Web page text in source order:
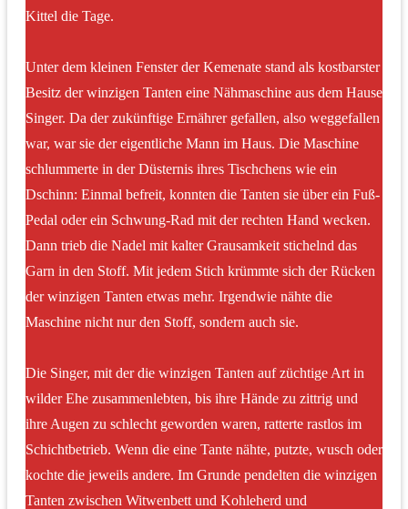
Kittel die Tage.
Unter dem kleinen Fenster der Kemenate stand als kostbarster
Besitz der winzigen Tanten eine Nähmaschine aus dem Hause
Singer. Da der zukünftige Ernährer gefallen, also weggefallen
war, war sie der eigentliche Mann im Haus. Die Maschine
schlummerte in der Düsternis ihres Tischchens wie ein
Dschinn: Einmal befreit, konnten die Tanten sie über ein Fuß-
Pedal oder ein Schwung-Rad mit der rechten Hand wecken.
Dann trieb die Nadel mit kalter Grausamkeit stichelnd das
Garn in den Stoff. Mit jedem Stich krümmte sich der Rücken
der winzigen Tanten etwas mehr. Irgendwie nähte die
Maschine nicht nur den Stoff, sondern auch sie.
Die Singer, mit der die winzigen Tanten auf züchtige Art in
wilder Ehe zusammenlebten, bis ihre Hände zu zittrig und
ihre Augen zu schlecht geworden waren, ratterte rastlos im
Schichtbetrieb. Wenn die eine Tante nähte, putzte, wusch oder
kochte die jeweils andere. Im Grunde pendelten die winzigen
Tanten zwischen Witwenbett und Kohleherd und